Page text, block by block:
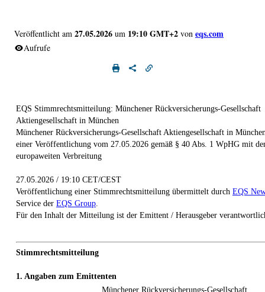
Veröffentlicht am 27.05.2026 um 19:10 GMT+2 von eqs.com
Aufrufe
EQS Stimmrechtsmitteilung: Münchener Rückversicherungs-Gesellschaft
Aktiengesellschaft in München
Münchener Rückversicherungs-Gesellschaft Aktiengesellschaft in
einer Veröffentlichung vom 27.05.2026 gemäß § 40 Abs. 1 WpHG mit
europaweiten Verbreitung
27.05.2026 / 19:10 CET/CEST
Veröffentlichung einer Stimmrechtsmitteilung übermittelt durch EQS
Service der EQS Group
Für den Inhalt der Mitteilung ist der Emittent / Herausgeber
Stimmrechtsmitteilung
1. Angaben zum Emittenten
Münchener Rückversicherungs-Gesellschaft